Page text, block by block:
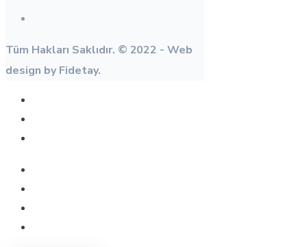
Tüm Hakları Saklıdır. © 2022 - Web
design by Fidetay.